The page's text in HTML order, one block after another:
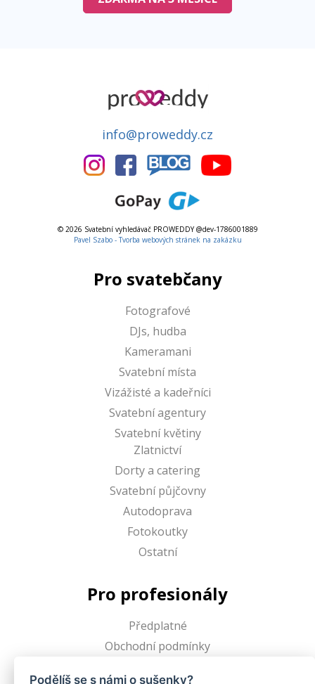
info@proweddy.cz
© 2026 Svatební vyhledávač PROWEDDY @dev-1786001889
Pavel Szabo - Tvorba webových stránek na zakázku
Pro svatebčany
Fotografové
DJs, hudba
Kameramani
Svatební místa
Vizážisté a kadeřníci
Svatební agentury
Svatební květiny
Zlatnictví
Dorty a catering
Svatební půjčovny
Autodoprava
Fotokoutky
Ostatní
Pro profesionály
Předplatné
Obchodní podmínky
Podělíš se s námi o sušenky?